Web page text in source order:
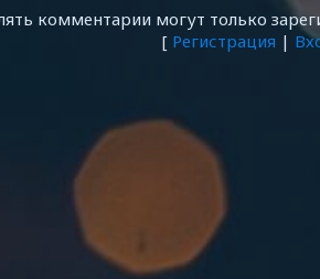
комментарии могут только
[ Регистрация |